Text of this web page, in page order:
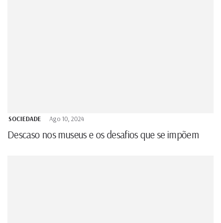
SOCIEDADE Ago 10, 2024
Descaso nos museus e os desafios que se impõem